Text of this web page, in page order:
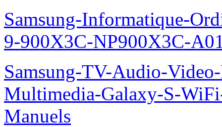
Samsung-Informatique-
9-900X3C-NP900X3C-
Samsung-TV-Audio-
Multimedia-Galaxy-S-
Manuels